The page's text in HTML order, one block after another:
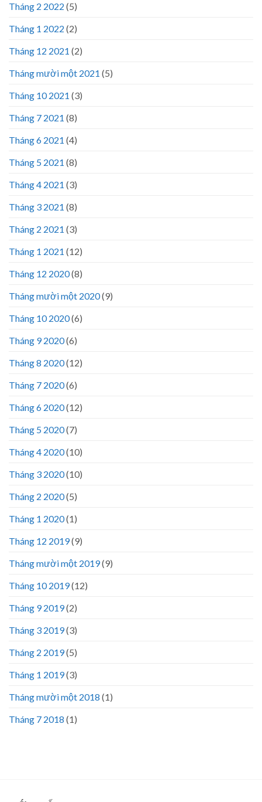
Tháng 2 2022 (5)
Tháng 1 2022 (2)
Tháng 12 2021 (2)
Tháng mười một 2021 (5)
Tháng 10 2021 (3)
Tháng 7 2021 (8)
Tháng 6 2021 (4)
Tháng 5 2021 (8)
Tháng 4 2021 (3)
Tháng 3 2021 (8)
Tháng 2 2021 (3)
Tháng 1 2021 (12)
Tháng 12 2020(8)
Tháng mười một 2020(9)
Tháng 10 2020(6)
Tháng 9 2020(6)
Tháng 8 2020(12)
Tháng 7 2020(6)
Tháng 6 2020(12)
Tháng 5 2020(7)
Tháng 4 2020(10)
Tháng 3 2020(10)
Tháng 2 2020(5)
Tháng 1 2020(1)
Tháng 12 2019(9)
Tháng mười một 2019(9)
Tháng 10 2019(12)
Tháng 9 2019(2)
Tháng 3 2019(3)
Tháng 2 2019(5)
Tháng 1 2019(3)
Tháng mười một 2018 (1)
Tháng 7 2018 (1)